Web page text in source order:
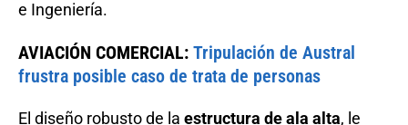
e Ingeniería.
AVIACIÓN COMERCIAL: Tripulación de Austral
frustra posible caso de trata de personas
El diseño robusto de la estructura de ala alta, le